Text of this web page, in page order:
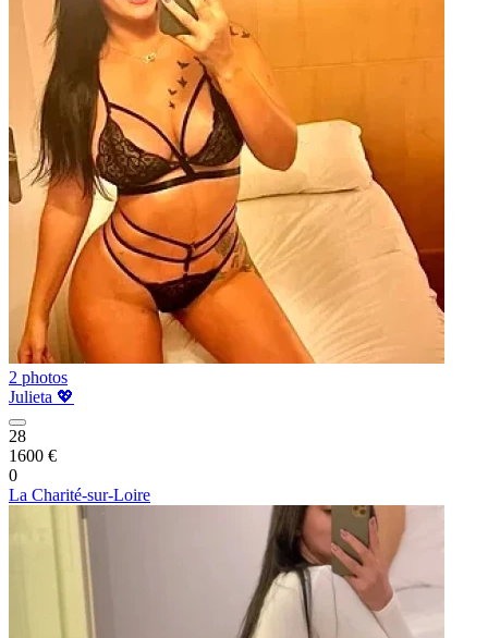
2 photos
Julieta 💖
28
1600 €
0
La Charité-sur-Loire